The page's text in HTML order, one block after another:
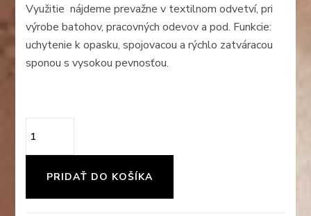
Využitie nájdeme prevažne v textilnom odvetví, pri
výrobe batohov, pracovných odevov a pod. Funkcie:
uchytenie k opasku, spojovacou a rýchlo zatváracou
sponou s vysokou pevnosťou.
množstvo
Spona
čierna
plastová
PRIDAŤ DO KOŠÍKA